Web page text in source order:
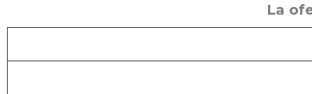
La